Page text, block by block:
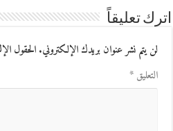
اترك تعليقاً
لن يتم نشر عنوان بريدك الإلكتروني.الحقول
التعليق*